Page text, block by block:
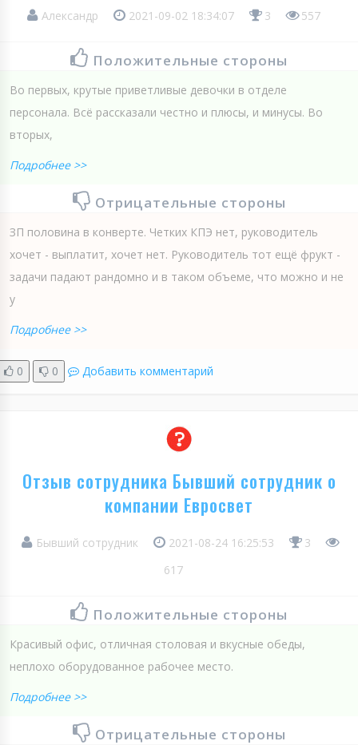
Александр 2021-09-02 18:34:07 3 557
Положительные стороны
Во первых, крутые приветливые девочки в отделе
персонала. Всё рассказали честно и плюсы, и минусы. Во
вторых,
Подробнее >>
Отрицательные стороны
ЗП половина в конверте. Четких КПЭ нет, руководитель
хочет - выплатит, хочет нет. Руководитель тот ещё фрукт -
задачи падают рандомно и в таком объеме, что можно и не
у
Подробнее >>
0 0 Добавить комментарий
Отзыв сотрудника Бывший сотрудник о
компании Евросвет
Бывший сотрудник 2021-08-24 16:25:53
3
617
Положительные стороны
Красивый офис, отличная столовая и вкусные обеды,
неплохо оборудованное рабочее место.
Подробнее >>
Отрицательные стороны